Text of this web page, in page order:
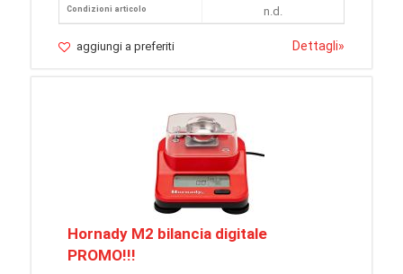
Condizioni articolo
n.d.
aggiungi a preferiti Dettagli»
Hornady M2 bilancia digitale
PROMO!!!